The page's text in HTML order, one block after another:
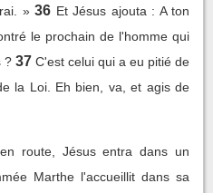
» 36 Et Jésus ajouta : A ton
le prochain de l'homme qui
? 37 C'est celui qui a eu pitié de
la Loi. Eh bien, va, et agis de
route, Jésus entra dans un
Marthe l'accueillit dans sa